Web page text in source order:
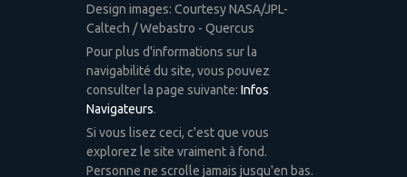
Design images: Courtesy NASA/JPL-
Caltech / Webastro - Quercus
Pour plus d'informations sur la
navigabilité du site, vous pouvez
consulter la page suivante: Infos
Navigateurs.
Si vous lisez ceci, c'est que vous
explorez le site vraiment à fond.
Personne ne scrolle jamais jusqu'en bas.